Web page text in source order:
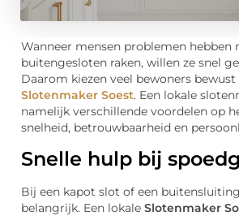
Wanneer mensen problemen hebben
buitengesloten raken, willen ze snel
Daarom kiezen veel bewoners
Slotenmaker Soest. Een lokale
namelijk verschillende voordelen op
snelheid, betrouwbaarheid en
Snelle hulp bij
Bij een kapot slot of een
belangrijk. Een lokale Slotenmaker